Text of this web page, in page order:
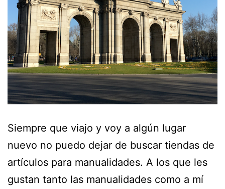
Siempre que viajo y voy a algún lugar
nuevo no puedo dejar de buscar tiendas de
artículos para manualidades. A los que les
gustan tanto las manualidades como a mí